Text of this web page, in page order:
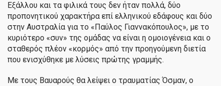
Εξάλλου και τα φιλικά τους δεν ήταν πολλά, δύο
προπονητικού χαρακτήρα επί ελληνικού εδάφους και δύο
στην Αυστραλία για το «Παύλος Γιαννακόπουλος», με το
κυριότερο «συν» της ομάδας να είναι η ομοιογένεια και ο
σταθερός πλέον «κορμός» από την προηγούμενη διετία
που ενισχύθηκε με λύσεις πρώτης γραμμής.
Με τους Βαυαρούς θα λείψει ο τραυματίας Όσμαν, ο